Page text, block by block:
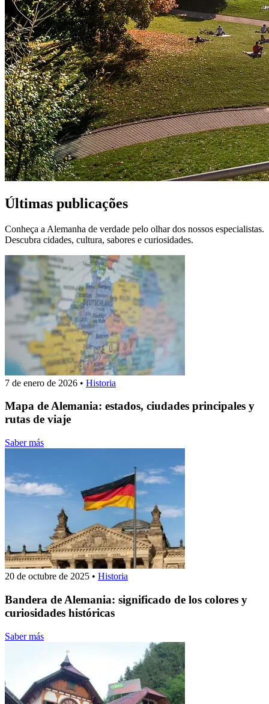
Últimas publicações
Conheça a Alemanha de verdade pelo olhar dos nossos especialistas.
Descubra cidades, cultura, sabores e curiosidades.
7 de enero de 2026 • Historia
Mapa de Alemania: estados, ciudades principales y
rutas de viaje
Saber más
20 de octubre de 2025 • Historia
Bandera de Alemania: significado de los colores y
curiosidades históricas
Saber más